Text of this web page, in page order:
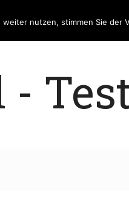
-
nutzen, stimmen Sie der